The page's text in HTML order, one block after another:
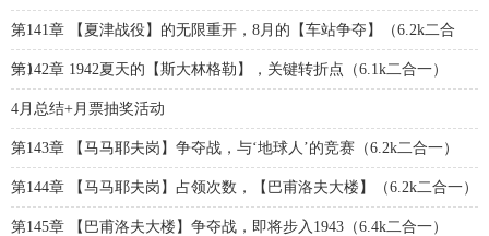
第141章 【夏津战役】的无限重开，8月的【车站争夺】（6.2k二合
一）
第142章 1942夏天的【斯大林格勒】，关键转折点（6.1k二合一）
4月总结+月票抽奖活动
第143章 【马马耶夫岗】争夺战，与‘地球人’的竞赛（6.2k二合一）
第144章 【马马耶夫岗】占领次数，【巴甫洛夫大楼】（6.2k二合一）
第145章 【巴甫洛夫大楼】争夺战，即将步入1943（6.4k二合一）